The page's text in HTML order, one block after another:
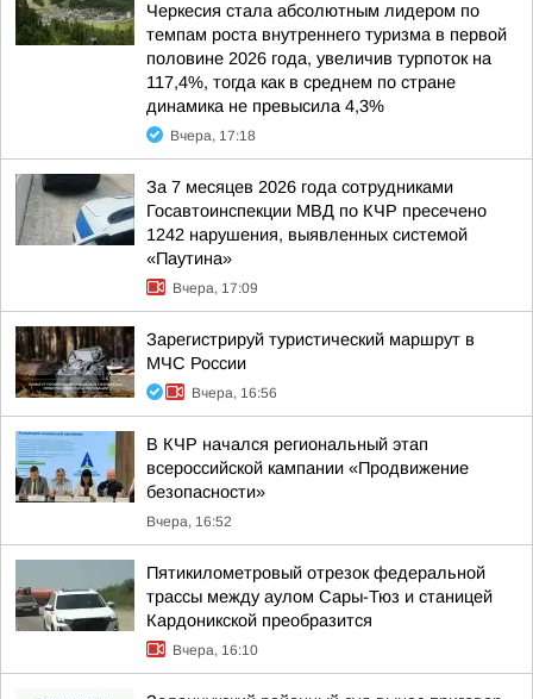
Черкесия стала абсолютным лидером по
темпам роста внутреннего туризма в первой
половине 2026 года, увеличив турпоток на
117,4%, тогда как в среднем по стране
динамика не превысила 4,3%
Вчера, 17:18
За 7 месяцев 2026 года сотрудниками
Госавтоинспекции МВД по КЧР пресечено
1242 нарушения, выявленных системой
«Паутина»
Вчера, 17:09
Зарегистрируй туристический маршрут в
МЧС России
Вчера, 16:56
В КЧР начался региональный этап
всероссийской кампании «Продвижение
безопасности»
Вчера, 16:52
Пятикилометровый отрезок федеральной
трассы между аулом Сары-Тюз и станицей
Кардоникской преобразится
Вчера, 16:10